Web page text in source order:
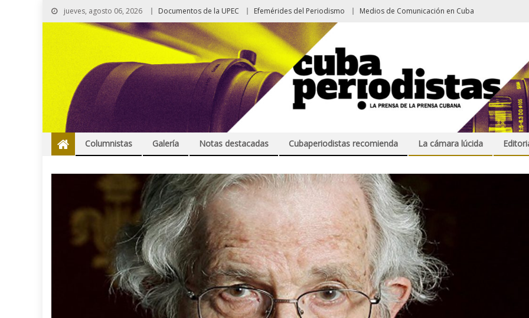
jueves, agosto 06, 2026 Documentos de la UPEC Efemérides del Periodismo Medios de Comunicación en Cuba
Columnistas Galería Notas destacadas Cubaperiodistas recomienda La cámara lúcida